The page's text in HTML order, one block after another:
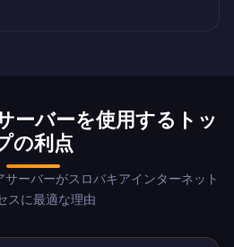
ーバーを使用するトッ
の利点
ーバーがスロバキアインターネット
スに最適な理由